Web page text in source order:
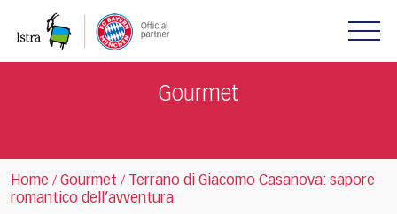
note:
Gourmet
Home / Gourmet /
Terrano di Giacomo Casanova: sapore
romantico dell’avventura